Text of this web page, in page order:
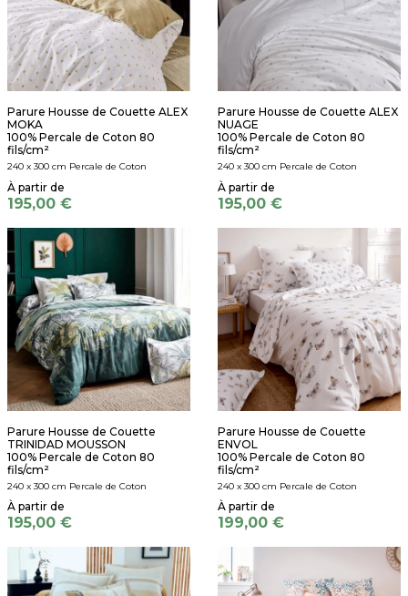
Parure Housse de Couette ALEX
MOKA
100% Percale de Coton 80
fils/cm²
240 x 300 cm Percale de Coton
195,00 €
Parure Housse de Couette ALEX
NUAGE
100% Percale de Coton 80
fils/cm²
240 x 300 cm Percale de Coton
195,00 €
Parure Housse de Couette
TRINIDAD MOUSSON
100% Percale de Coton 80
fils/cm²
240 x 300 cm Percale de Coton
195,00 €
Parure Housse de Couette
ENVOL
100% Percale de Coton 80
fils/cm²
240 x 300 cm Percale de Coton
199,00 €